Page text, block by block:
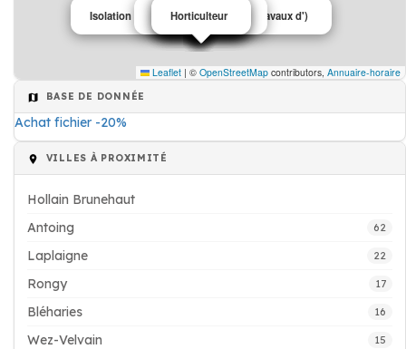
Restaurant
Imprimerie
Isolation thermique & acoustique (Travaux d')
Maraîcher
Fitness
Artiste Peintre
Courtier assurance
Crèche
Restaurant
Horticulteur
Leaflet | © OpenStreetMap contributors, Annuaire-horaire
BASE DE DONNÉE
Achat fichier -20%
VILLES À PROXIMITÉ
Hollain Brunehaut
Antoing
62
Laplaigne 22
Rongy 17
Bléharies 16
Wez-Velvain 15